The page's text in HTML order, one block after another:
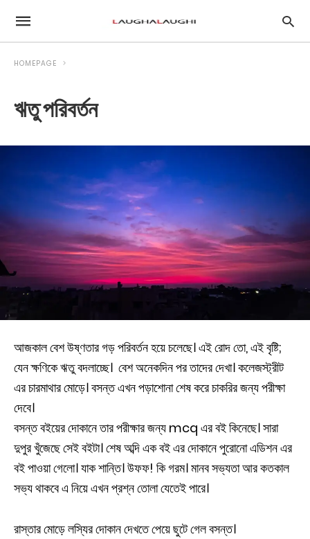
HOMEPAGE
ঋতু পরিবর্তন
আজকাল বেশ উষ্ণতার গড় পরিবর্তন হয়ে চলেছে। এই রোদ তো, এই বৃষ্টি;
যেন ক্ষণিকে ঋতু বদলাচ্ছে। বেশ অনেকদিন পর তাদের দেখা। কলেজস্ট্রীট
এর চারমাথার মোড়ে। বসন্ত এখন পড়াশোনা শেষ করে চাকরির জন্য পরীক্ষা
দেবে।
বসন্ত বইয়ের দোকানে তার পরীক্ষার জন্য mcq এর বই কিনেছে। সারা
দুপুর খুঁজেছে সেই বইটা। শেষ অব্দি এক বই এর দোকানে পুরোনো এডিশন এর
বই পাওয়া গেলো। যাক শান্তি। উফফ! কি গরম। মানব সভ্যতা আর কতকাল
সভ্য থাকবে এ নিয়ে এখন প্রশ্ন তোলা যেতেই পারে।
রাস্তার মোড়ে লস্যির দোকান দেখতে পেয়ে ছুটে গেল বসন্ত।